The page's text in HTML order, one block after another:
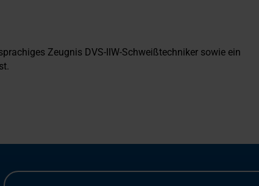
Zeugnis DVS-IIW-Schweißtechniker sowie ein